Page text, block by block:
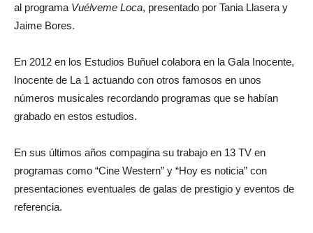
al programa Vuélveme Loca, presentado por Tania Llasera y
Jaime Bores.
En 2012 en los Estudios Buñuel colabora en la Gala Inocente,
Inocente de La 1 actuando con otros famosos en unos
números musicales recordando programas que se habían
grabado en estos estudios.
En sus últimos años compagina su trabajo en 13 TV en
programas como “Cine Western” y “Hoy es noticia” con
presentaciones eventuales de galas de prestigio y eventos de
referencia.